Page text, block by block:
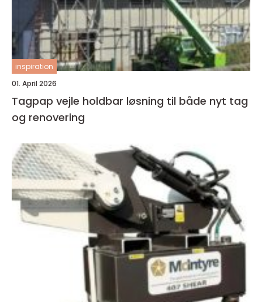
inspiration
01. April 2026
Tagpap vejle holdbar løsning til både nyt tag
og renovering